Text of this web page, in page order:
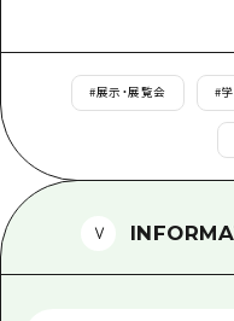
1泊2日
2泊3日
広島県
ボラ
ユニバ
ガイド
#展示・展覧会 #